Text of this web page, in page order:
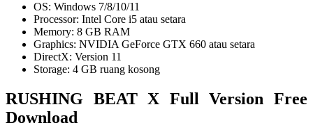
OS: Windows 7/8/10/11
Processor: Intel Core i5 atau setara
Memory: 8 GB RAM
Graphics: NVIDIA GeForce GTX 660 atau setara
DirectX: Version 11
Storage: 4 GB ruang kosong
RUSHING BEAT X Full Version Free
Download